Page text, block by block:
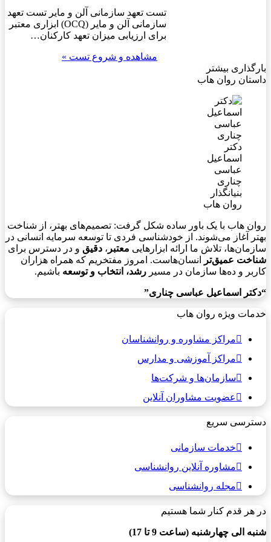
تست تعهد سازمانی آلن و مایر تست تعهد
سازمانی آلن و مایر (OCQ) ابزاری معتبر
برای ارزیابی میزان تعهد کارکنان…
مشاهده و شروع تست »
بارگذاری بیشتر
داستان روان هاب
دکتر
اسماعیل
عباسی
چناری
بنیانگذار
روان هاب
روان هاب با یک باور ساده شکل گرفت: تصمیم‌های بهتر، از شناخت
بهتر آغاز می‌شوند. از خودشناسی فردی تا توسعه سرمایه انسانی در
سازمان‌ها، تلاش ما ارائه ابزارهایی معتبر ، دقیق و در دسترس برای
شناخت عمیق‌تر
انسان‌هاست. امروز مفتخریم که همراه هزاران
کاربر و ده‌ها سازمان در مسیر رشد، انتخاب و توسعه باشیم.
“دکتر اسماعیل عباسی چناری”
خدمات ویژه روان هاب
مراکز مشاوره و روانشناسان
مراکز آموزشی و مدارس
سازمان‌ها و شرکت‌ها
عضویت مشاوران آنلاین
دسترسی سریع
خدمات سازمانی
مشاوره آنلاین روانشناسی
مجله روانشناسی
در هر قدم کنار شما هستیم
شنبه الی چهارشنبه (ساعت 9 تا 17)